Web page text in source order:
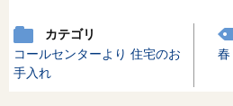
カテゴリ
コールセンターより 住宅のお
手入れ
春